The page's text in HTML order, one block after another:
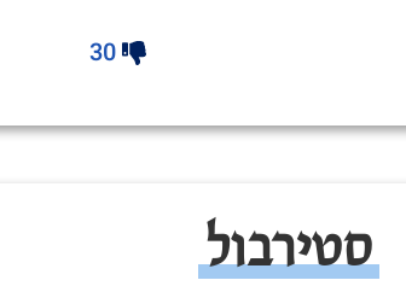
30
סטירבול